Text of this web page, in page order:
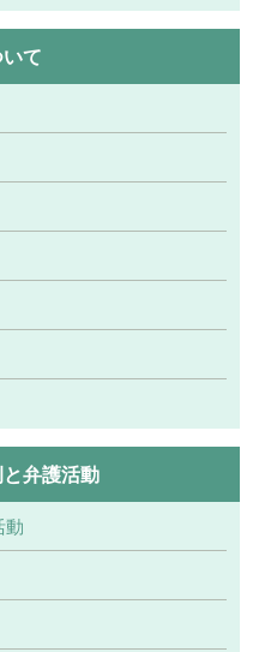
て
弁護活動
動